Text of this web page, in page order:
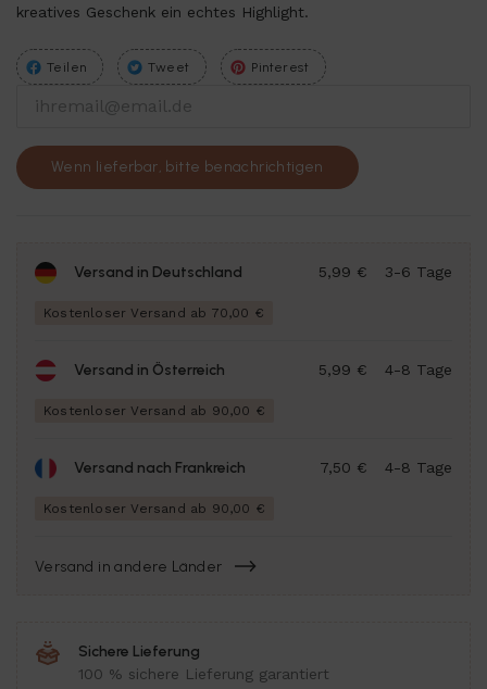
kreatives Geschenk ein echtes Highlight.
Teilen Tweet Pinterest
Wenn lieferbar, bitte benachrichtigen
Versand in Deutschland 3-6 Tage
5,99 €
Kostenloser Versand ab 70,00 €
Versand in Österreich 4-8 Tage
5,99 €
Kostenloser Versand ab 90,00 €
Versand nach Frankreich 4-8 Tage
7,50 €
Kostenloser Versand ab 90,00 €
Versand in andere Länder
Sichere Lieferung
100 % sichere Lieferung garantiert